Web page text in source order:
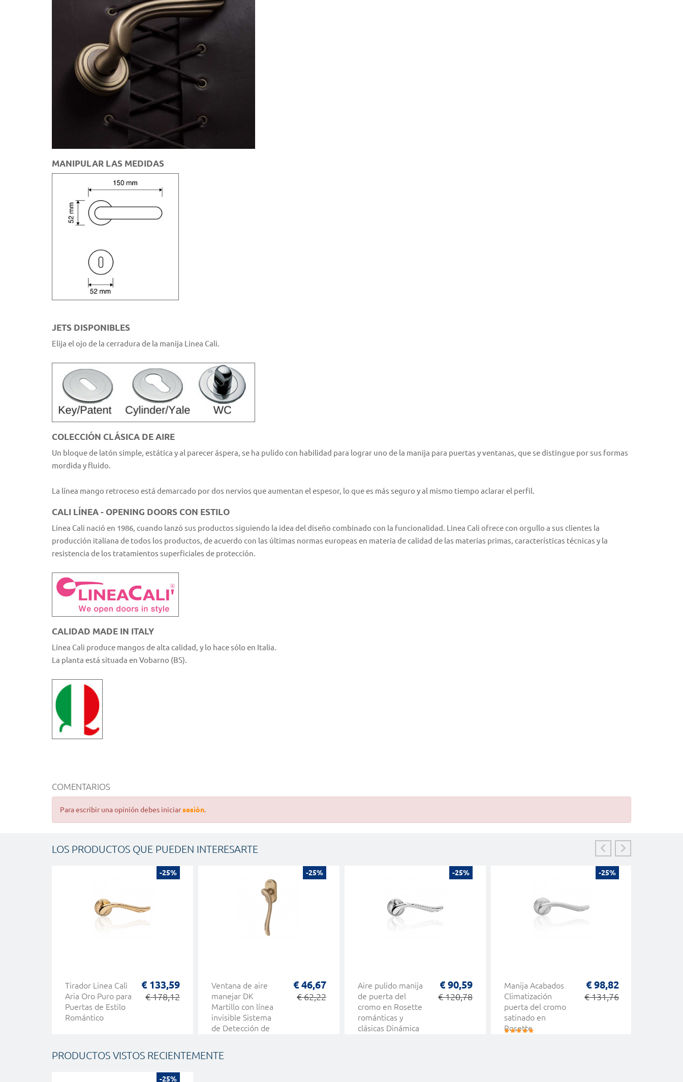
MANIPULAR LAS MEDIDAS
JETS DISPONIBLES
Elija el ojo de la cerradura de la manija Linea Cali.
COLECCIÓN CLÁSICA DE AIRE
Un bloque de latón simple, estática y al parecer áspera, se ha pulido con habilidad para lograr uno de la manija para puertas y ventanas, que se distingue por sus formas
mordida y fluido.
La línea mango retroceso está demarcado por dos nervios que aumentan el espesor, lo que es más seguro y al mismo tiempo aclarar el perfil.
CALI LÍNEA - OPENING DOORS CON ESTILO
Linea Cali nació en 1986, cuando lanzó sus productos siguiendo la idea del diseño combinado con la funcionalidad. Linea Cali ofrece con orgullo a sus clientes la
producción italiana de todos los productos, de acuerdo con las últimas normas europeas en materia de calidad de las materias primas, características técnicas y la
resistencia de los tratamientos superficiales de protección.
CALIDAD MADE IN ITALY
Linea Cali produce mangos de alta calidad, y lo hace sólo en Italia.
La planta está situada en Vobarno (BS).
COMENTARIOS
Para escribir una opinión debes iniciarsesión.
LOS PRODUCTOS QUE PUEDEN INTERESARTE
-25%
Tirador Linea Calì
Aria Oro Puro para
Puertas de Estilo
Romántico
€ 133,59
€ 178,12
-25%
Ventana de aire
manejar DK
Martillo con línea
invisible Sistema
de Detección de
€ 46,67
€ 62,22
-25%
Aire pulido manija
de puerta del
cromo en Rosette
románticas y
clásicas Dinámica
€ 90,59
€ 120,78
-25%
Manija Acabados
Climatización
puerta del cromo
satinado en
Rosette
€ 98,82
€ 131,76
PRODUCTOS VISTOS RECIENTEMENTE
-25%